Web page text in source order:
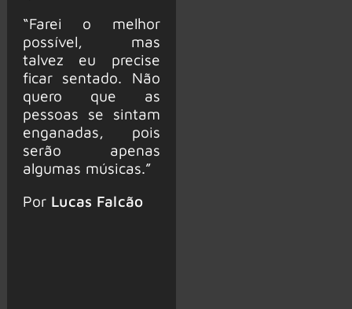
“Farei o melhor
possível, mas
talvez eu precise
ficar sentado. Não
quero que as
pessoas se sintam
enganadas, pois
serão apenas
algumas músicas.”
Por Lucas Falcão